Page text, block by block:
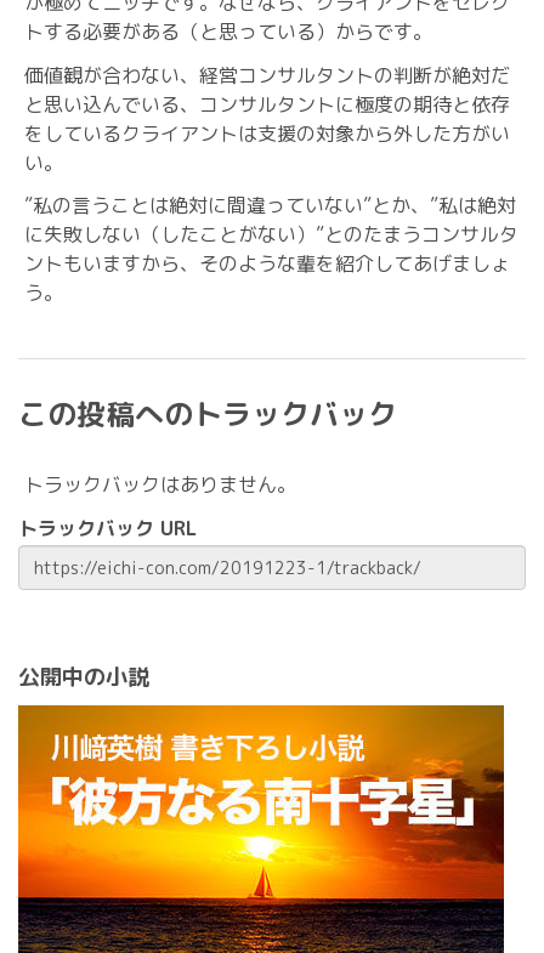
トする必要がある（と思っている）からです。
価値観が合わない、経営コンサルタントの判断が絶対だ
と思い込んでいる、コンサルタントに極度の期待と依存
をしているクライアントは支援の対象から外した方がい
い。
”私の言うことは絶対に間違っていない”とか、”私は絶対
に失敗しない（したことがない）”とのたまうコンサルタ
ントもいますから、そのような輩を紹介してあげましょ
う。
この投稿へのトラックバック
トラックバックはありません。
トラックバック URL
公開中の小説